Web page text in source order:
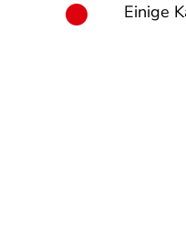
Einige